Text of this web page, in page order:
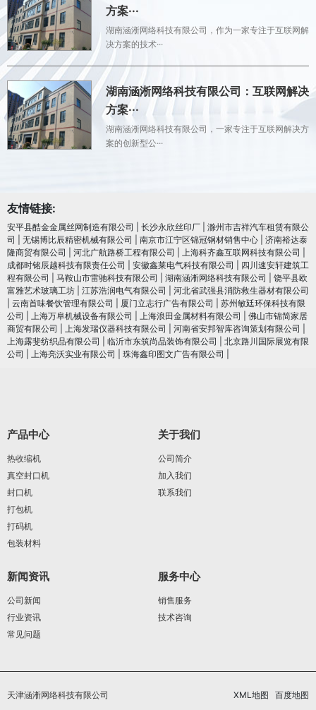
方案···
湖南涵淅网络科技有限公司，作为一家专注于互联网解
决方案的技术···
湖南涵淅网络科技有限公司：互联网解决
方案···
湖南涵淅网络科技有限公司，一家专注于互联网解决方
案的创新型公···
友情链接:
安平县酷金金属丝网制造有限公司 长沙永欣丝印厂
滁州市吉祥汽车租赁有限公
司
无锡博比辰精密机械有限公司 南京市江宁区锦冠钢材销售中心
济南裕达泰
隆商贸有限公司
河北广航路桥工程有限公司 上海科齐鑫互联网科技有限公司
成都时铭辰越科技有限责任公司
安徽鑫莱电气科技有限公司
四川速安轩建筑工
程有限公司
马鞍山市雷驰科技有限公司 湖南涵淅网络科技有限公司
饶平县欧
富雅艺术玻璃工坊
江苏浩润电⽓有限公司
河北省武强县消防救生器材有限公司
云南首味餐饮管理有限公司 厦门立志行广告有限公司
苏州敏廷环保科技有限
公司
上海万阜机械设备有限公司 上海浪田金属材料有限公司
佛山市锦简家居
商贸有限公司
上海发瑞仪器科技有限公司 河南省安邦智库咨询策划有限公司
上海露斐纺织品有限公司
临沂市东筑尚品装饰有限公司
北京路川国际展览有限
公司
上海亮沃实业有限公司 珠海鑫印图文广告有限公司
产品中心
热收缩机
真空封口机
封口机
打包机
打码机
包装材料
关于我们
公司简介
加入我们
联系我们
新闻资讯
公司新闻
行业资讯
常见问题
服务中心
销售服务
技术咨询
天津涵淅网络科技有限公司 XML地图 百度地图